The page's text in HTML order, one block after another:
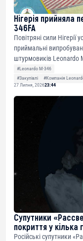
Нігерія прийняла
346FA
Повітряні сили Нігерії
приймальні
штурмовиків Leonardo
#Leonardo M-346
#Закупівлі
#Компанія
27 Липня, 202623:44
Супутники
покриття у кілька
Російські супутники